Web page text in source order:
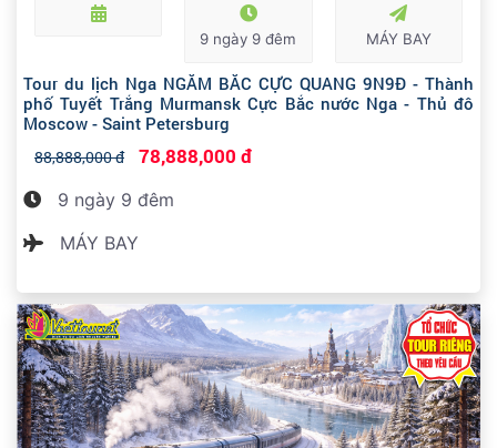
9 ngày 9 đêm MÁY BAY
Tour du lịch Nga NGẮM BẮC CỰC QUANG 9N9Đ - Thành
phố Tuyết Trắng Murmansk Cực Bắc nước Nga - Thủ đô
Moscow - Saint Petersburg
88,888,000 đ 78,888,000 đ
9 ngày 9 đêm
MÁY BAY